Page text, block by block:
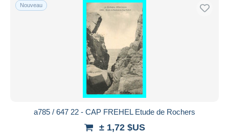
Nouveau
a785 / 647 22 - CAP FREHEL Etude de Rochers
± 1,72 $US